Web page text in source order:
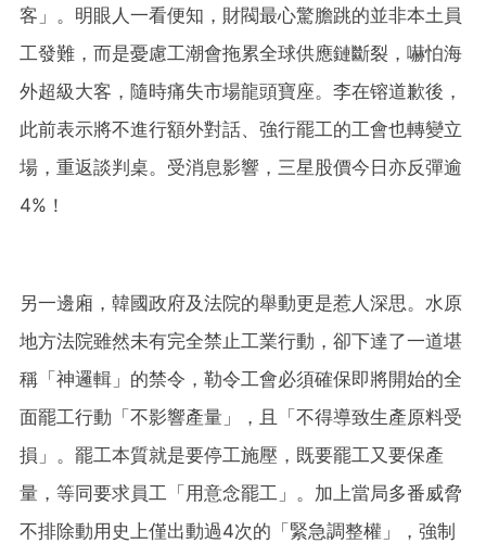
客」。明眼人一看便知，財閥最心驚膽跳的並非本土員
工發難，而是憂慮工潮會拖累全球供應鏈斷裂，嚇怕海
外超級大客，隨時痛失市場龍頭寶座。李在镕道歉後，
此前表示將不進行額外對話、強行罷工的工會也轉變立
場，重返談判桌。受消息影響，三星股價今日亦反彈逾
4%！
另一邊廂，韓國政府及法院的舉動更是惹人深思。水原
地方法院雖然未有完全禁止工業行動，卻下達了一道堪
稱「神邏輯」的禁令，勒令工會必須確保即將開始的全
面罷工行動「不影響產量」，且「不得導致生產原料受
損」。罷工本質就是要停工施壓，既要罷工又要保產
量，等同要求員工「用意念罷工」。加上當局多番威脅
不排除動用史上僅出動過4次的「緊急調整權」，強制